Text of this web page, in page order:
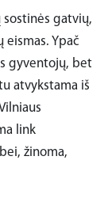
gatvių,
Ypač
gyventojų, bet
atvykstama iš
link
žinoma,